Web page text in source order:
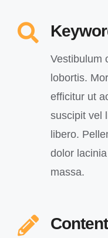
Vestibulum
lobortis.
efficitur ut
suscipit vel
libero.
dolor
massa.